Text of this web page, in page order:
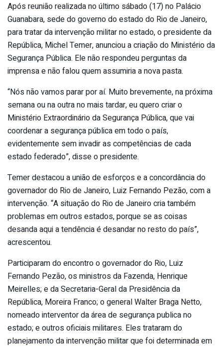
Após reunião realizada no último sábado (17) no Palácio
Guanabara, sede do governo do estado do Rio de Janeiro,
para tratar da intervenção militar no estado, o presidente da
República, Michel Temer, anunciou a criação do Ministério da
Segurança Pública. Ele não respondeu perguntas da
imprensa e não falou quem assumiria a nova pasta.
“Nós não vamos parar por aí. Muito brevemente, na próxima
semana ou na outra no mais tardar, eu quero criar o
Ministério Extraordinário da Segurança Pública, que vai
coordenar a segurança pública em todo o país,
evidentemente sem invadir as competências de cada
estado federado”, disse o presidente.
Temer destacou a união de esforços e a concordância do
governador do Rio de Janeiro, Luiz Fernando Pezão, com a
intervenção. “A situação do Rio de Janeiro cria também
problemas em outros estados, porque se as coisas
desanda aqui a tendência é desandar no resto do país”,
acrescentou.
Participaram do encontro o governador do Rio, Luiz
Fernando Pezão, os ministros da Fazenda, Henrique
Meirelles; e da Secretaria-Geral da Presidência da
República, Moreira Franco; o general Walter Braga Netto,
nomeado interventor da área de segurança publica no
estado; e outros oficiais militares. Eles trataram do
planejamento da intervenção militar que foi determinada em